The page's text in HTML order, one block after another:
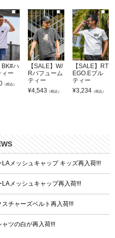
BK#ハ
ィー
（税込）
【SALE】W/
Rパフューム
ティー
¥4,543 （税込）
【SALE】RT
EGO.Eブル
ティー
¥3,234 （税込）
LAメッシュキャップ キッズ再入荷!!!
LAメッシュキャップ再入荷!!!
スチャーズベルト再入荷!!!
ツの白が再入荷!!!